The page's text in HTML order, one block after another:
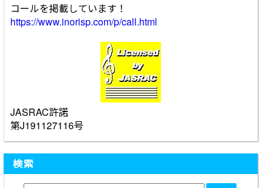
コールを掲載しています！
https://www.inorisp.com/p/call.html
JASRAC許諾
第J191127116号
検索